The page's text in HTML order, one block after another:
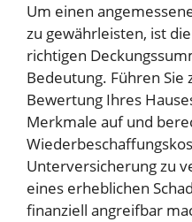
Um einen
zu gewährleisten, ist
richtigen
Bedeutung. Führen Sie
Bewertung Ihres
Merkmale auf und
Unterversicherung zu
eines erheblichen
finanziell angreifbar